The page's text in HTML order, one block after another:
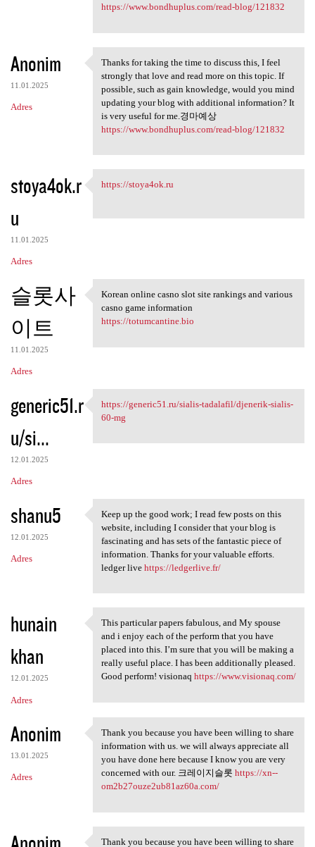
https://www.bondhuplus.com/read-blog/121832
Anonim
11.01.2025
Adres
Thanks for taking the time to
Thanks for taking the time to discuss this, I feel
strongly that love and read more on this topic. If
possible, such as gain knowledge, would you mind
updating your blog with additional information? It
is very useful for me.경마예상
https://www.bondhuplus.com/read-blog/121832
stoya4ok.r
u
11.01.2025
Adres
https://stoya4ok.ru
https://stoya4ok.ru
슬롯사
이트
11.01.2025
Adres
Korean online casno slot site
Korean online casno slot site rankings and various
casno game information
https://totumcantine.bio
generic51.r
u/si...
12.01.2025
Adres
https://generic51.ru/sialis
https://generic51.ru/sialis-tadalafil/djenerik-sialis-
60-mg
shanu5
12.01.2025
Adres
Keep up the good work; I read
Keep up the good work; I read few posts on this
website, including I consider that your blog is
fascinating and has sets of the fantastic piece of
information. Thanks for your valuable efforts.
ledger live https://ledgerlive.fr/
hunain
khan
12.01.2025
Adres
This particular papers
This particular papers fabulous, and My spouse
and i enjoy each of the perform that you have
placed into this. I’m sure that you will be making a
really useful place. I has been additionally pleased.
Good perform! visionaq https://www.visionaq.com/
Anonim
13.01.2025
Adres
Thank you because you have
Thank you because you have been willing to share
information with us. we will always appreciate all
you have done here because I know you are very
concerned with our. 크레이지슬롯 https://xn--
om2b27ouze2ub81az60a.com/
Thank you because you have been willing to share